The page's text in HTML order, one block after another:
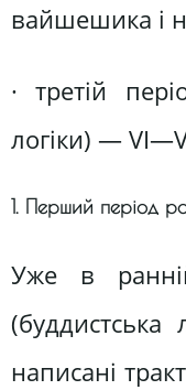
вайшешика і
· третій
логіки) —
1. Перший період
Уже в
(буддистська
написані